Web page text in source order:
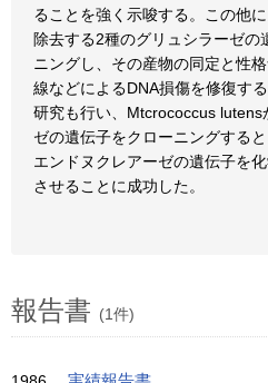
ることを強く示唆する。この他
除去する2種のグリュシラーゼの
ニングし、その産物の同定と性
線などによるDNA損傷を修復す
研究も行い、Mtcrococcus lutens
ゼの遺伝子をクローニングする
エンドヌクレアーゼの遺伝子を
させることに成功した。
報告書 (1件)